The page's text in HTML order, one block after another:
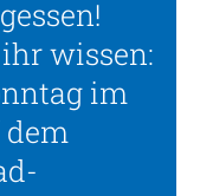
wissen:
im
dem